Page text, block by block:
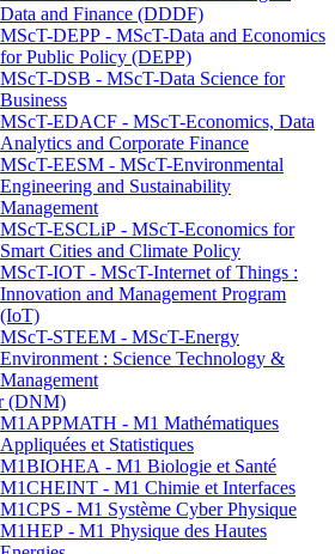
Data and Finance (DDDF)
MScT-DEPP - MScT-Data and Economics
for Public Policy (DEPP)
MScT-DSB - MScT-Data Science for
Business
MScT-EDACF - MScT-Economics, Data
Analytics and Corporate Finance
MScT-EESM - MScT-Environmental
Engineering and Sustainability
Management
MScT-ESCLiP - MScT-Economics for
Smart Cities and Climate Policy
MScT-IOT - MScT-Internet of Things :
Innovation and Management Program
(IoT)
MScT-STEEM - MScT-Energy
Environment : Science Technology &
Management
(DNM)
M1APPMATH - M1 Mathématiques
Appliquées et Statistiques
M1BIOHEA - M1 Biologie et Santé
M1CHEINT - M1 Chimie et Interfaces
M1CPS - M1 Système Cyber Physique
M1HEP - M1 Physique des Hautes